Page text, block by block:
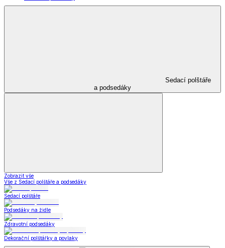
Sedací polštáře
a podsedáky
Zobrazit vše
Vše z Sedací polštáře a podsedáky
Sedací polštáře
Podsedáky na židle
Zdravotní podsedáky
Dekorační polštářky a povlaky